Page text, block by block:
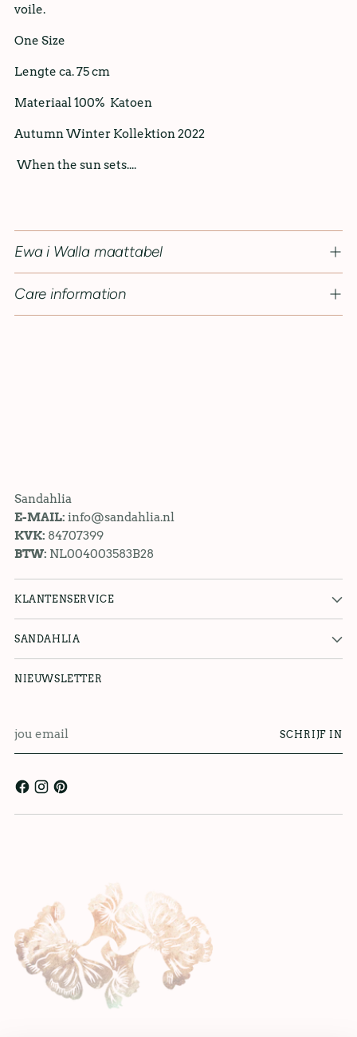
voile.
One Size
Lengte ca. 75 cm
Materiaal 100% Katoen
Autumn Winter Kollektion 2022
When the sun sets....
Ewa i Walla maattabel
Care information
Sandahlia
E-MAIL: info@sandahlia.nl
KVK: 84707399
BTW: NL004003583B28
KLANTENSERVICE
SANDAHLIA
NIEUWSLETTER
email
SCHRIJF IN